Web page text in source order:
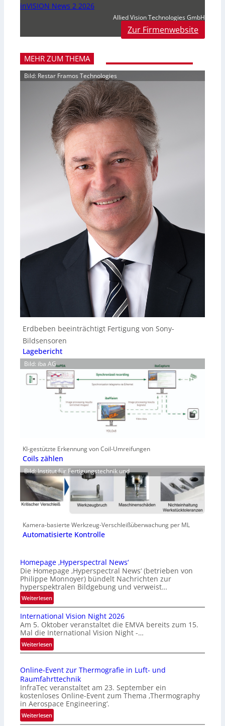
inVISION News 2 2026
Allied Vision Technologies GmbH
Zur Firmenwebsite
MEHR ZUM THEMA
Bild: Restar Framos Technologies
Erdbeben beeinträchtigt Fertigung von Sony-
Bildsensoren
Lagebericht
Bild: iba AG
KI-gestützte Erkennung von Coil-Umreifungen
Coils zählen
Bild: Institut für Fertigungstechnik und
Kamera-basierte Werkzeug-Verschleißüberwachung per ML
Automatisierte Kontrolle
Homepage ‚Hyperspectral News‘
Die Homepage ‚Hyperspectral News‘ (betrieben von
Philippe Monnoyer) bündelt Nachrichten zur
hyperspektralen Bildgebung und verweist…
Weiterlesen:
H
o
m
e
p
a
e
‚
H
y
p
e
International Vision Night 2026
Am 5. Oktober veranstaltet die EMVA bereits zum 15.
Mal die International Vision Night -…
Weiterlesen:
I
t
e
r
n
a
t
Online-Event zur Thermografie in Luft- und
Raumfahrttechnik
InfraTec veranstaltet am 23. September ein
kostenloses Online-Event zum Thema ‚Thermography
in Aerospace Engineering‘.
Weiterlesen:
O